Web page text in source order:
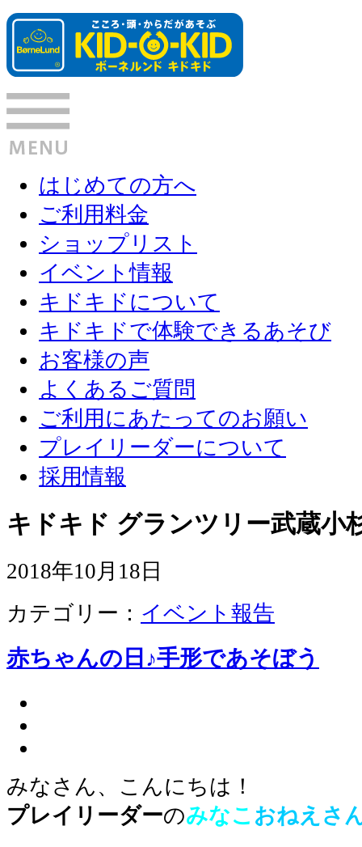
はじめての方へ
ご利用料金
ショップリスト
イベント情報
キドキドについて
キドキドで体験できるあそび
お客様の声
よくあるご質問
ご利用にあたってのお願い
プレイリーダーについて
採用情報
キドキド グランツリー武蔵小
2018年10月18日
カテゴリー： イベント報告
赤ちゃんの日♪手形であそぼう
みなさん、こんにちは！
プレイリーダーのみなこ おねえさ